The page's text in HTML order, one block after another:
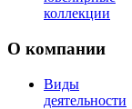
коллекции
О компании
Виды
деятельности